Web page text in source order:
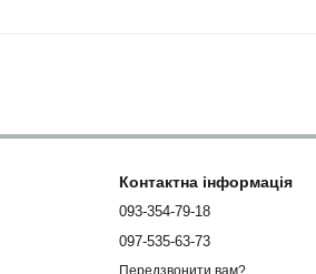
Контактна інформація
093-354-79-18
097-535-63-73